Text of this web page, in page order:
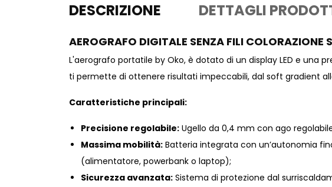
DESCRIZIONE DETTAGLI
AEROGRAFO DIGITALE SENZA FILI COLORAZIONE
L'aerografo portatile by Oko, è dotato di un display LED e una
ti permette di ottenere risultati impeccabili, dal soft gradient
Caratteristiche principali:
Precisione regolabile: Ugello da 0,4 mm con ago
Massima mobilità: Batteria integrata con un’autonomia
(alimentatore, powerbank o laptop);
Sicurezza avanzata: Sistema di protezione dal